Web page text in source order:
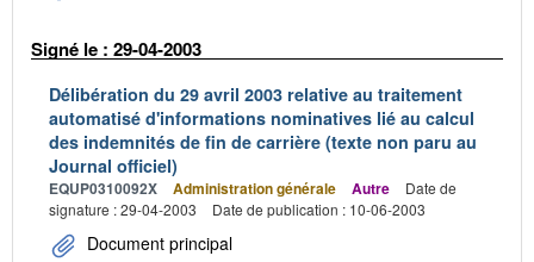
Signé le : 29-04-2003
Délibération du 29 avril 2003 relative au traitement
automatisé d'informations nominatives lié au calcul
des indemnités de fin de carrière (texte non paru au
Journal officiel)
EQUP0310092X Administration générale Autre
Date de
signature : 29-04-2003
Date de publication : 10-06-2003
Document principal